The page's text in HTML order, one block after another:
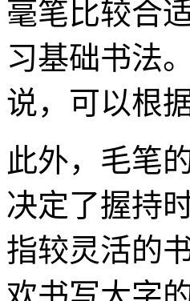
毫笔比较合
习基础书法
说，可以根
此外，毛笔
决定了握持
指较灵活的